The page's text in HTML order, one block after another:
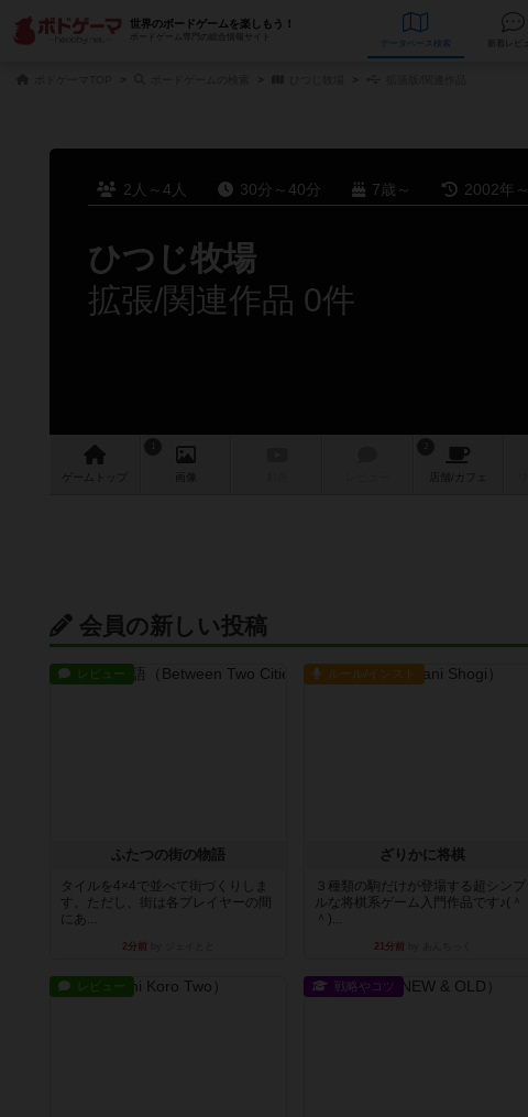
世界のボードゲームを楽しもう！
ボードゲーム専門の総合情報サイト
データベース
2人～4人 30分～40分 7歳～ 2002年～
ひつじ牧場
拡張/関連作品 0件
ゲーム トップ 画像 店舗/ カフェ
会員の新しい投稿
レビュー
ふたつの街の物語
タイルを4×4で並べて街づくりしま
す。ただし、街は各プレイヤーの間
にあ...
2分前
ルール/インスト
ざりかに将棋
３種類の駒だけが登場する超シンプ
ルな将棋系ゲーム入門作品です♪(＾
＾)...
21分前
レビュー 戦略やコツ